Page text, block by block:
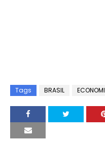
Tags BRASIL